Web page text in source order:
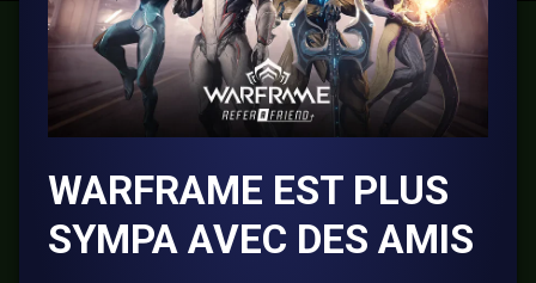
WARFRAME EST PLUS
SYMPA AVEC DES AMIS